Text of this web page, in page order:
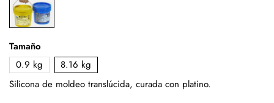
Tamaño
0.9 kg
8.16 kg
Silicona de moldeo translúcida, curada con platino.